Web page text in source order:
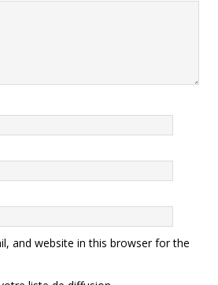
and website in this browser for the